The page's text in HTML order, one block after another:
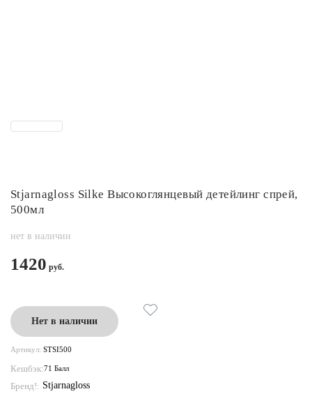
Stjarnagloss Silke Высокоглянцевый детейлинг спрей,
500мл
нет в наличии
1420
Нет в наличии
Артикул: STSI500
Кешбэк:71 Балл
Бренд!: Stjarnagloss